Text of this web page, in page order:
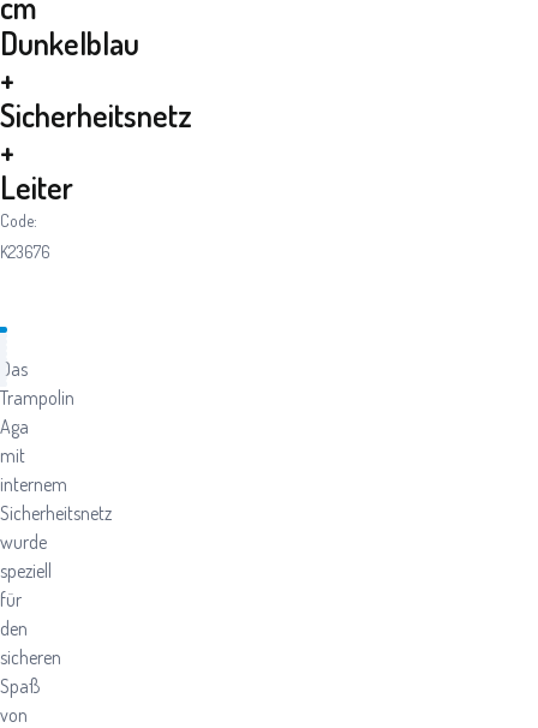
Dunkelblau
+
Sicherheitsnetz
+
Leiter
Code:
K23676
Das
Trampolin
Aga
mit
internem
Sicherheitsnetz
wurde
speziell
für
den
sicheren
Spaß
von